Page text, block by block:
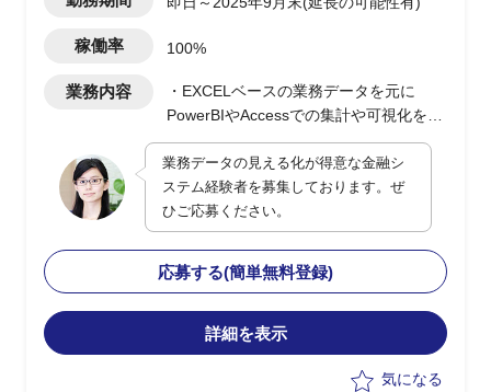
稼働率 100%
業務内容
・EXCELベースの業務データを元に
PowerBIやAccessでの集計や可視化を実
施(0.5人月)
・顧客PJの決裁/発注/契約などの各種手
続き支援(0.5人月)
業務データの見える化が得意な金融シ
ステム経験者を募集しております。ぜ
ひご応募ください。
応募する(簡単無料登録)
詳細を表示
気になる